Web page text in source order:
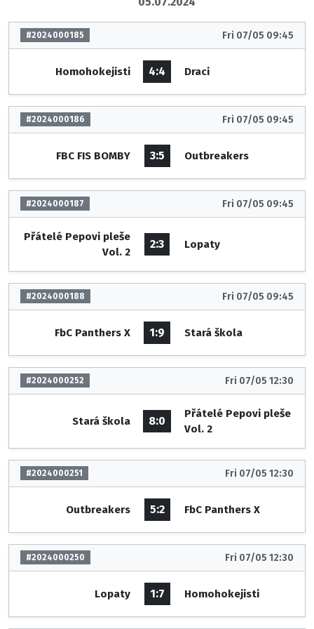
#2024000185 Fri 07/05 09:45
Homohokejisti 4:4 Draci
#2024000186 Fri 07/05 09:45
FBC FIS BOMBY 3:5 Outbreakers
#2024000187 Fri 07/05 09:45
Přátelé Pepovi pleše
Vol. 2
2:3 Lopaty
#2024000188 Fri 07/05 09:45
FbC Panthers X 1:9 Stará škola
#2024000252 Fri 07/05 12:30
Stará škola 8:0
Přátelé Pepovi pleše
Vol. 2
#2024000251 Fri 07/05 12:30
Outbreakers 5:2 FbC Panthers X
#2024000250 Fri 07/05 12:30
Lopaty 1:7 Homohokejisti